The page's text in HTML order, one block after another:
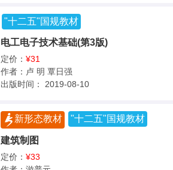
"十二五"国规教材
电工电子技术基础(第3版)
定价： ¥31
作者： 卢 明 覃日强
出版时间：
2019-08-10
新形态教材 "十二五"国规教材
建筑制图
定价： ¥33